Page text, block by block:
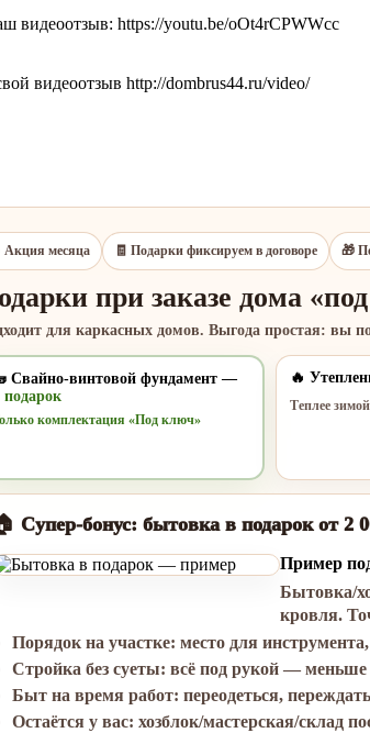
видеоотзыв: https://youtu.be/oOt4rCPWWcc
видеоотзыв http://dombrus44.ru/video/
Акция месяца 🧾 Подарки фиксируем в договоре 🎁
при заказе дома
для каркасных домов. Выгода простая: вы
Свайно-винтовой фундамент —
подарок
комплектация «Под ключ»
🔥
Теплее
Супер-бонус: бытовка в подарок от 2
Пример
Бытовка/
кровля.
Порядок на участке: место для
Стройка без суеты: всё под рукой — меньше
Быт на время работ: переодеться,
Остаётся у вас: хозблок/мастерская/склад